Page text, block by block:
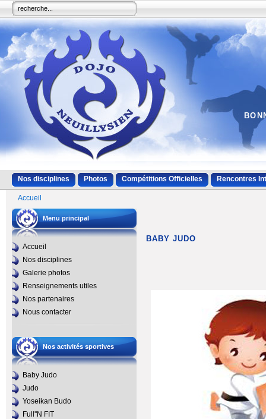
Nos disciplines Photos Compétitions Officielles Rencontres
Accueil
Menu principal
Accueil
Nos disciplines
Galerie photos
Renseignements utiles
Nos partenaires
Nous contacter
Nos activités sportives
Baby Judo
Judo
Yoseikan Budo
Full''N FIT
BABY JUDO